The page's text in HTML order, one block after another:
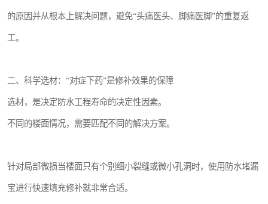
的原因并从根本上解决问题，避免“头痛医头、脚痛医脚”的重复返
工。
二、科学选材：“对症下药”是修补效果的保障
选材，是决定防水工程寿命的决定性因素。
不同的楼面情况，需要匹配不同的解决方案。
针对局部微损当楼面只有个别细小裂缝或微小孔洞时，使用防水堵漏
宝进行快速填充修补就非常合适。